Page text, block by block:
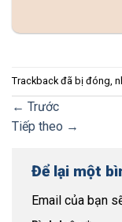
Trackback đã bị đóng,
← Trước
Tiếp theo →
Để lại một
Email của bạn